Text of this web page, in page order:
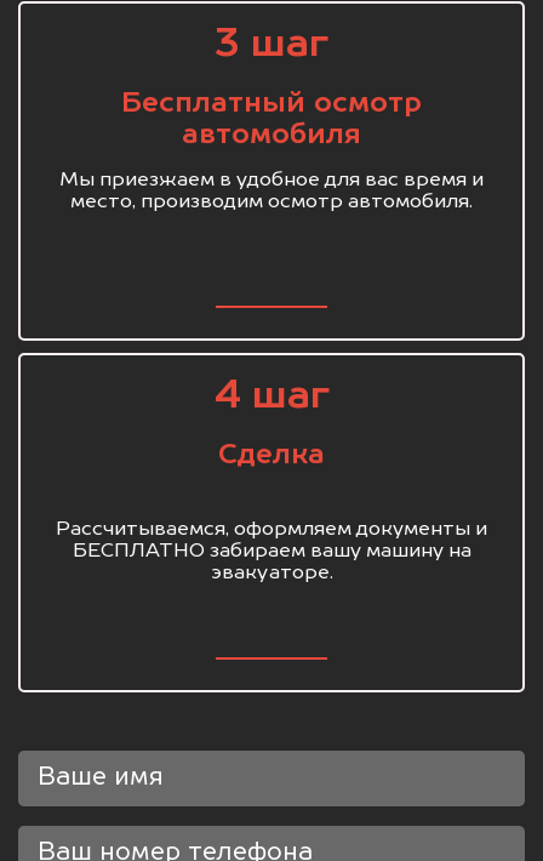
3 шаг
Бесплатный осмотр
автомобиля
Мы приезжаем в удобное для вас время и
место, производим осмотр автомобиля.
4 шаг
Сделка
Рассчитываемся, оформляем документы и
БЕСПЛАТНО забираем вашу машину на
эвакуаторе.